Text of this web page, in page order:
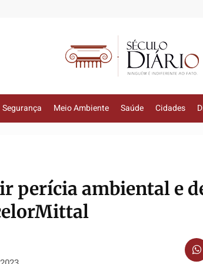
Segurança Meio Ambiente Saúde Cidades
perícia ambiental e